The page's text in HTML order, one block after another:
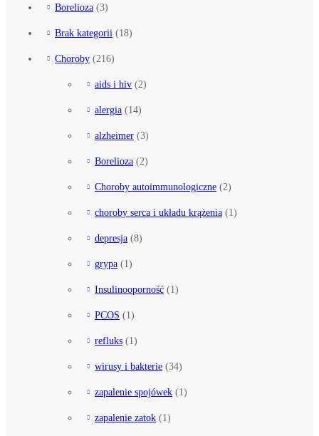
Borelioza (3)
Brak kategorii (18)
Choroby (216)
aids i hiv (2)
alergia (14)
alzheimer (3)
Borelioza (2)
Choroby autoimmunologiczne (2)
choroby serca i układu krążenia (1)
depresja (8)
grypa (1)
Insulinooporność (1)
PCOS (1)
refluks (1)
wirusy i bakterie (34)
zapalenie spojówek (1)
zapalenie zatok (1)